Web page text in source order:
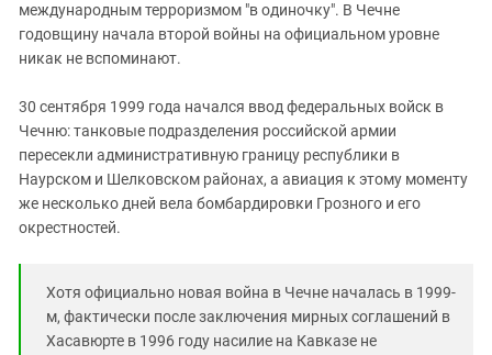
СКФО
Ставропольский край
Южная Осетия
Южный Кавказ
ЮФО
международным терроризмом "в одиночку". В Чечне
годовщину начала второй войны на официальном уровне
никак не вспоминают.
30 сентября 1999 года начался ввод федеральных войск в
Чечню: танковые подразделения российской армии
пересекли административную границу республики в
Наурском и Шелковском районах, а авиация к этому моменту
же несколько дней вела бомбардировки Грозного и его
окрестностей.
Хотя официально новая война в Чечне началась в 1999-
м, фактически после заключения мирных соглашений в
Хасавюрте в 1996 году насилие на Кавказе не